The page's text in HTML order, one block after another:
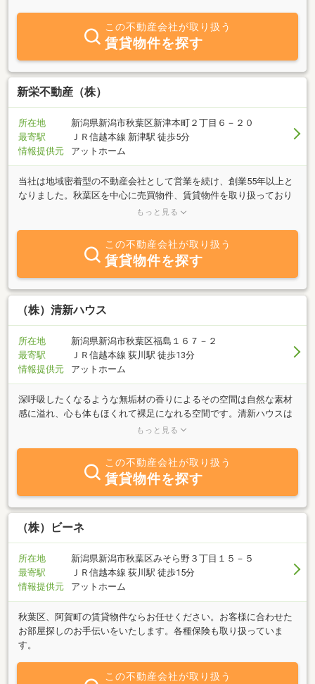
ご相談いただけます。お客様一人ひとりのご事情やご希望に寄り添
う“ユーザーファースト”の姿勢を大切に、安心してお取引いただけ
るよう丁寧にサポートしておりますので、不動産の売却や購入、活
用方法などでお悩みの際は、どうぞお気軽にお問い合わせくださ
い。
この不動産会社が取り扱う
賃貸物件を探す
新栄不動産（株）
所在地
新潟県新潟市秋葉区新津本町２丁目６－２０
最寄駅
ＪＲ信越本線 新津駅 徒歩5分
情報提供元
アットホーム
当社は地域密着型の不動産会社として営業を続け、創業55年以上と
なりました。秋葉区を中心に売買物件、賃貸物件を取り扱っており
ます。建築、リフォームや賃貸物件の管理も行っております。売
わせ等がございましたらお気軽にお問合せ下さい！！
もっと見る
この不動産会社が取り扱う
賃貸物件を探す
（株）清新ハウス
所在地
新潟県新潟市秋葉区福島１６７－２
最寄駅
ＪＲ信越本線 荻川駅 徒歩13分
情報提供元
アットホーム
深呼吸したくなるような無垢材の香りによるその空間は自然な素材
感に溢れ、心も体もほくれて裸足になれる空間です。清新ハウスは
新潟市で先駆けて自然素材に拘った住まいをご提案している会社で
『薩摩中霧島壁』などの化学物質を含まない脱臭・調湿作用のある
自然素材を使用●１年を通して日照・通風に恵まれた家●家族の会話
が自然と増える家●木造架構を露出した真壁造りの家 私たちは日
本人のもつ「和」の心を育む「家族のふれあい」を大切にします。
もっと見る
この不動産会社が取り扱う
賃貸物件を探す
（株）ビーネ
所在地
新潟県新潟市秋葉区みそら野３丁目１５－５
最寄駅
ＪＲ信越本線 荻川駅 徒歩15分
情報提供元
アットホーム
秋葉区、阿賀町の賃貸物件ならお任せください。お客様に合わせた
お部屋探しのお手伝いをいたします。各種保険も取り扱っていま
す。
この不動産会社が取り扱う